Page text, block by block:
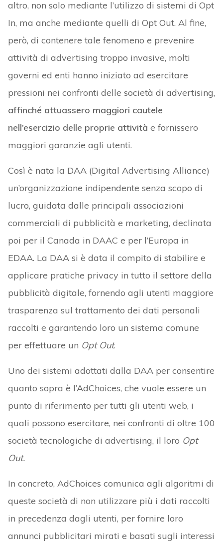
altro, non solo mediante l’utilizzo di sistemi di Opt
In, ma anche mediante quelli di Opt Out. Al fine,
però, di contenere tale fenomeno e prevenire
attività di advertising troppo invasive, molti
governi ed enti hanno iniziato ad esercitare
pressioni nei confronti delle società di advertising,
affinché attuassero maggiori cautele
nell’esercizio delle proprie attività e fornissero
maggiori garanzie agli utenti.
Così è nata la DAA (Digital Advertising Alliance)
un’organizzazione indipendente senza scopo di
lucro, guidata dalle principali associazioni
commerciali di pubblicità e marketing, declinata
poi per il Canada in DAAC e per l’Europa in
EDAA. La DAA si è data il compito di stabilire e
applicare pratiche privacy in tutto il settore della
pubblicità digitale, fornendo agli utenti maggiore
trasparenza sul trattamento dei dati personali
raccolti e garantendo loro un sistema comune
per effettuare un Opt Out.
Uno dei sistemi adottati dalla DAA per consentire
quanto sopra è l’AdChoices, che vuole essere un
punto di riferimento per tutti gli utenti web, i
quali possono esercitare, nei confronti di oltre 100
società tecnologiche di advertising, il loro Opt
Out.
In concreto, AdChoices comunica agli algoritmi di
queste società di non utilizzare più i dati raccolti
in precedenza dagli utenti, per fornire loro
annunci pubblicitari mirati e basati sugli interessi